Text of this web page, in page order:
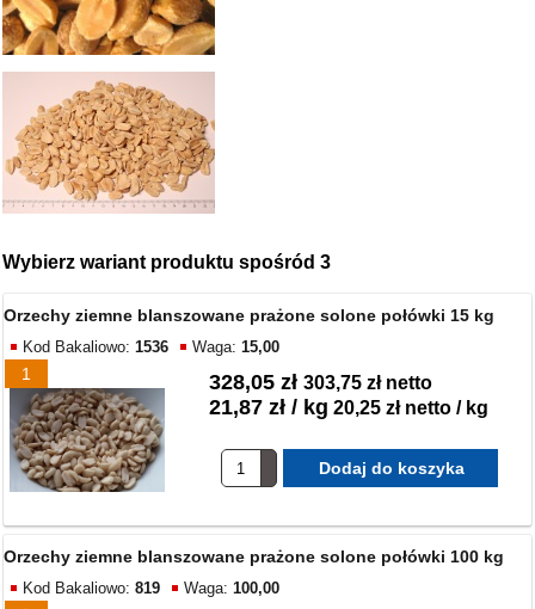
Wybierz wariant produktu spośród 3
1
Orzechy ziemne blanszowane prażone solone połówki 15 kg
Kod Bakaliowo:1536 Waga:15,00
328,05 zł 303,75 zł netto
21,87 zł / kg 20,25 zł netto / kg
Orzechy ziemne blanszowane prażone solone połówki 100 kg
Kod Bakaliowo:819 Waga:100,00